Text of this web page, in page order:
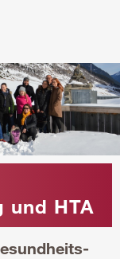
und HTA